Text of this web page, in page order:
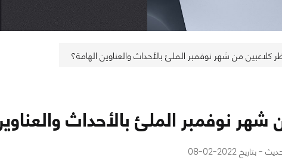
كلاعبين من شهر نوفمبر الملئ بالأحداث والعناوين الهامة؟
شهر نوفمبر الملئ بالأحداث
- بتاريخ 2022-02-08